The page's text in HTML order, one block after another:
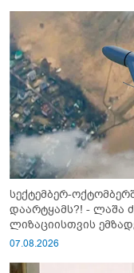
სექტემბერ-
დაარტყამს?! - ლაშა
ლიზაციისთვის
გაიწვიონ ომში"
07.08.2026